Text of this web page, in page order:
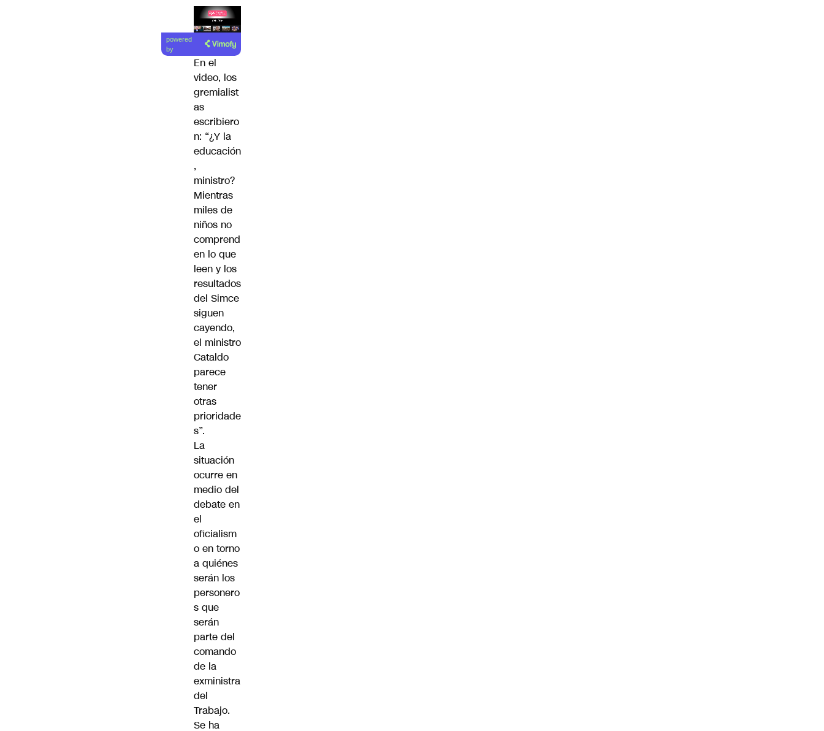
Lea el
artículo
powered
by
En el
video, los
gremialist
as
escribiero
n: “¿Y la
educación
,
ministro?
Mientras
miles de
niños no
comprend
en lo que
leen y los
resultados
del Simce
siguen
cayendo,
el ministro
Cataldo
parece
tener
otras
prioridade
s”.
La
situación
ocurre en
medio del
debate en
el
oficialism
o en torno
a quiénes
serán los
personero
s que
serán
parte del
comando
de la
exministra
del
Trabajo.
Se ha